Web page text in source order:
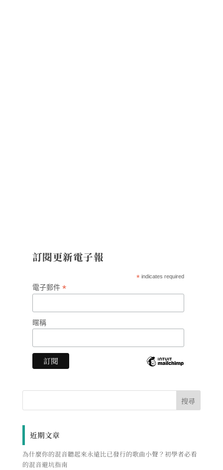
訂閱更新電子報
* indicates required
電子郵件 *
暱稱
近期文章
為什麼你的混音聽起來永遠比已發行的歌曲小聲？初學者必看
的混音避坑指南